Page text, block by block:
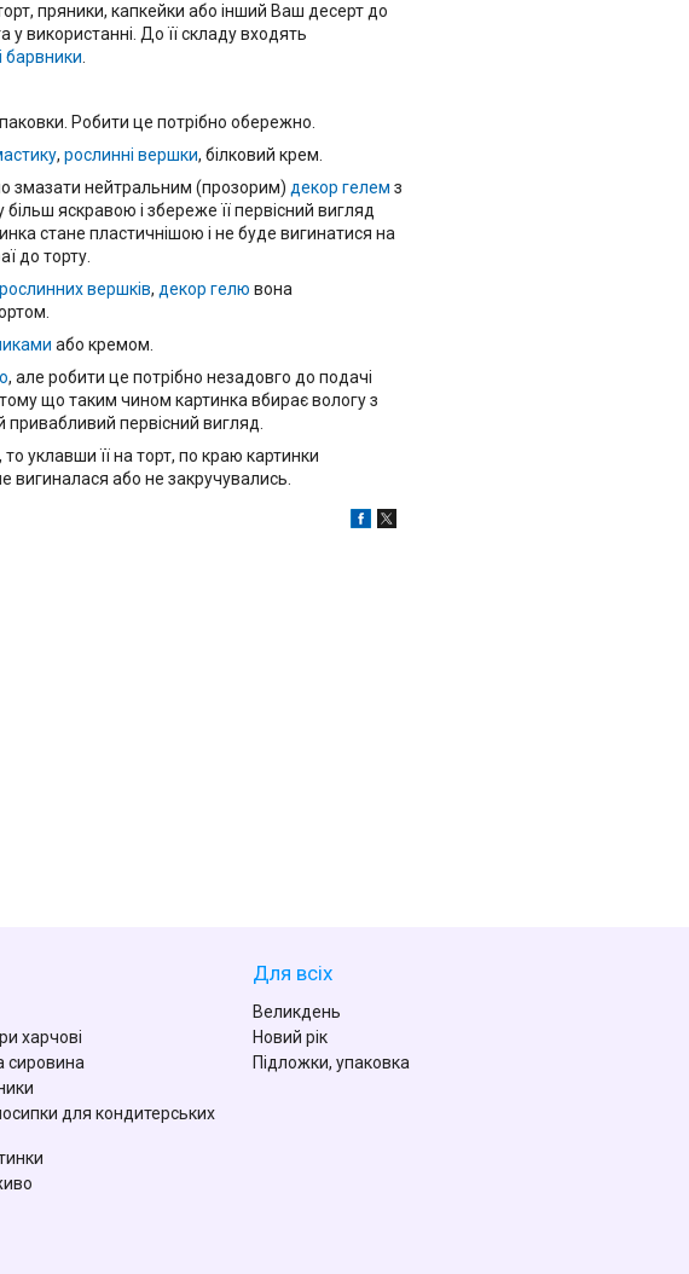
пряники, капкейки або інший Ваш десерт до
використанні. До її складу входять
барвники.
Робити це потрібно обережно.
, рослинні вершки, білковий крем.
змазати нейтральним (прозорим) декор гелем з
яскравою і збереже її первісний вигляд
стане пластичнішою і не буде вигинатися на
до торту.
рослинних вершків, декор гелю вона
або кремом.
, але робити це потрібно незадовго до подачі
що таким чином картинка вбирає вологу з
первісний вигляд.
, то уклавши її на торт, по краю картинки
вигиналася або не закручувались.
харчові
сировина
для кондитерських
Для всіх
Великдень
Новий рік
Підложки, упаковка